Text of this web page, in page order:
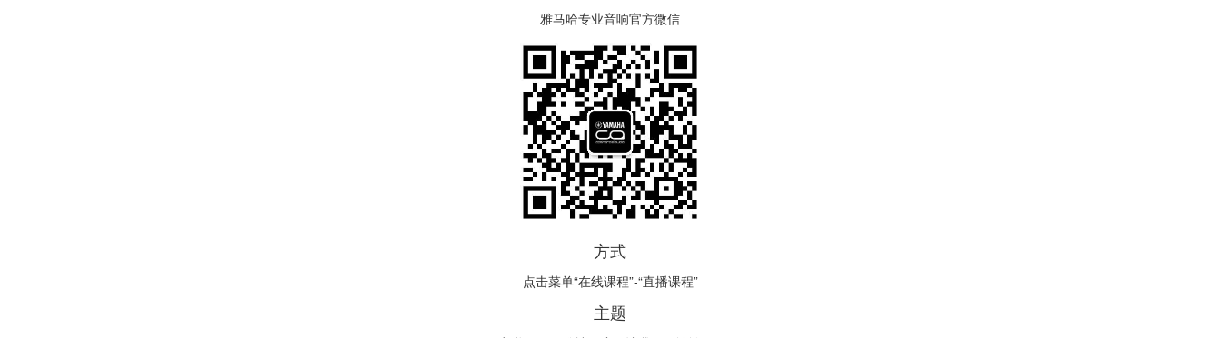
雅马哈专业音响官方微信
方式
点击菜单“在线课程”-“直播课程”
主题